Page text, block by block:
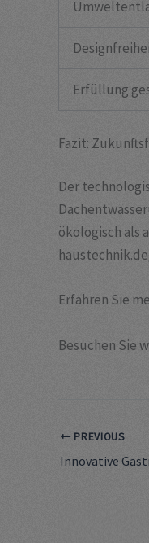
Erfüllung
Fazit:
Der
ökologisch als
Erfahren Sie
Besuchen Sie
PREVIOUS